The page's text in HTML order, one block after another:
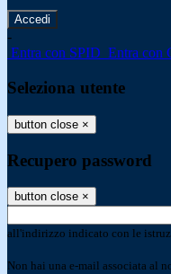
-
Entra con SPID Entra con
Seleziona utente
button close ×
Recupero password
button close ×
all'indirizzo indicato con le
Non hai una e-mail associata al